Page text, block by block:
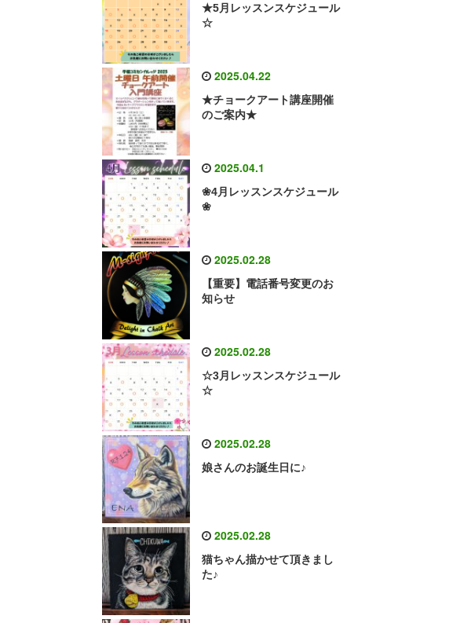
★5月レッスンスケジュール
☆
2025.04.22
★チョークアート講座開催
のご案内★
2025.04.1
❀4月レッスンスケジュール
❀
2025.02.28
【重要】電話番号変更のお
知らせ
2025.02.28
☆3月レッスンスケジュール
☆
2025.02.28
娘さんのお誕生日に♪
2025.02.28
猫ちゃん描かせて頂きまし
た♪